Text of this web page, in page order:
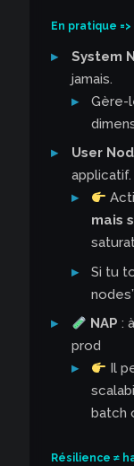
En pratique
System
jamais.
Gère-
User
applicatif.
mais
Si tu
NAP :
prod
Il
batch
Résilience ≠